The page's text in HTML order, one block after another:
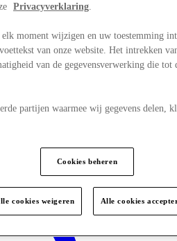
Privacyverklaring.
moment wijzigen en uw toestemming
van onze website. Het intrekken
van de gegevensverwerking die tot
partijen waarmee wij gegevens delen,
Cookies beheren
cookies weigeren Alle cookies